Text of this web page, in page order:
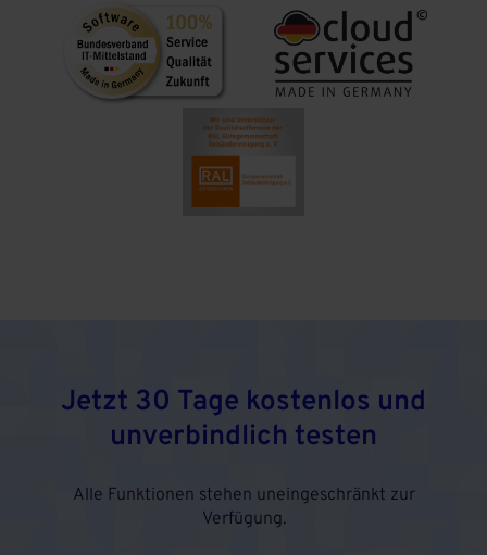
Jetzt 30 Tage kostenlos und
unverbindlich testen
Alle Funktionen stehen uneingeschränkt zur
Verfügung.